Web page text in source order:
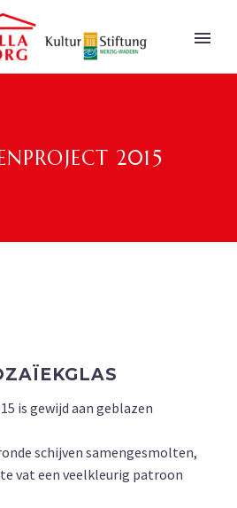
2015
is gewijd aan geblazen
schijven samengesmolten,
vat een veelkleurig patroon